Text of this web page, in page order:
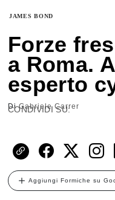
JAMES BOND
Forze
a Roma.
esperto
DiGabriele Carrer
CONDIVIDI SU:
Aggiungi Formiche su